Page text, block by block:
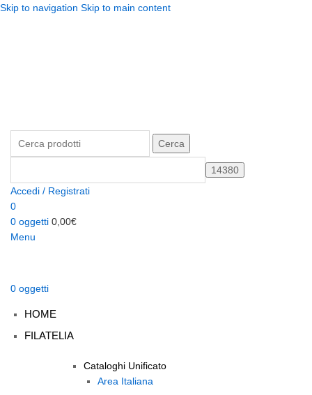
Skip to navigation Skip to main content
Cerca
Accedi / Registrati
0
0 oggetti 0,00€
Menu
0 oggetti
HOME
FILATELIA
Cataloghi Unificato
Area Italiana